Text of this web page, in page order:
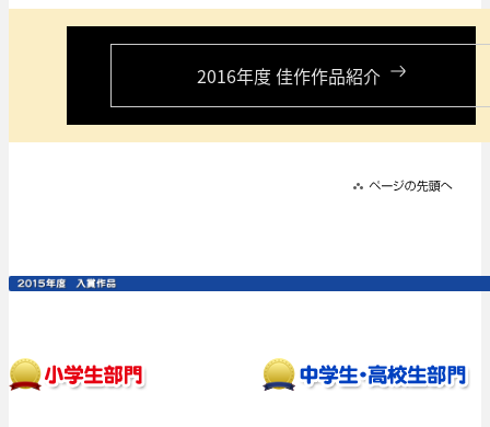
2016年度 佳作作品紹介